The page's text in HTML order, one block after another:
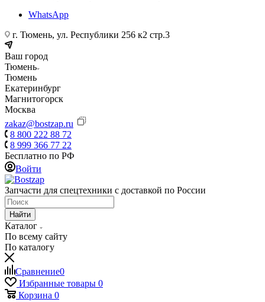
WhatsApp
г. Тюмень, ул. Республики 256 к2 стр.3
Ваш город
Тюмень
Тюмень
Екатеринбург
Магнитогорск
Москва
zakaz@bostzap.ru
8 800 222 88 72
8 999 366 77 22
Бесплатно по РФ
Войти
Запчасти для спецтехники с доставкой по России
Найти
Каталог
По всему сайту
По каталогу
Сравнение0
Избранные товары 0
Корзина 0